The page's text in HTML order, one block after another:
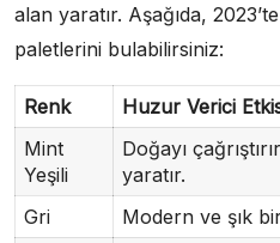
alan yaratır. Aşağıda,
paletlerini bulabilirsiniz:
Renk
Huzur Verici
Mint
Yeşili
Doğayı
yaratır.
Gri
Modern ve şık